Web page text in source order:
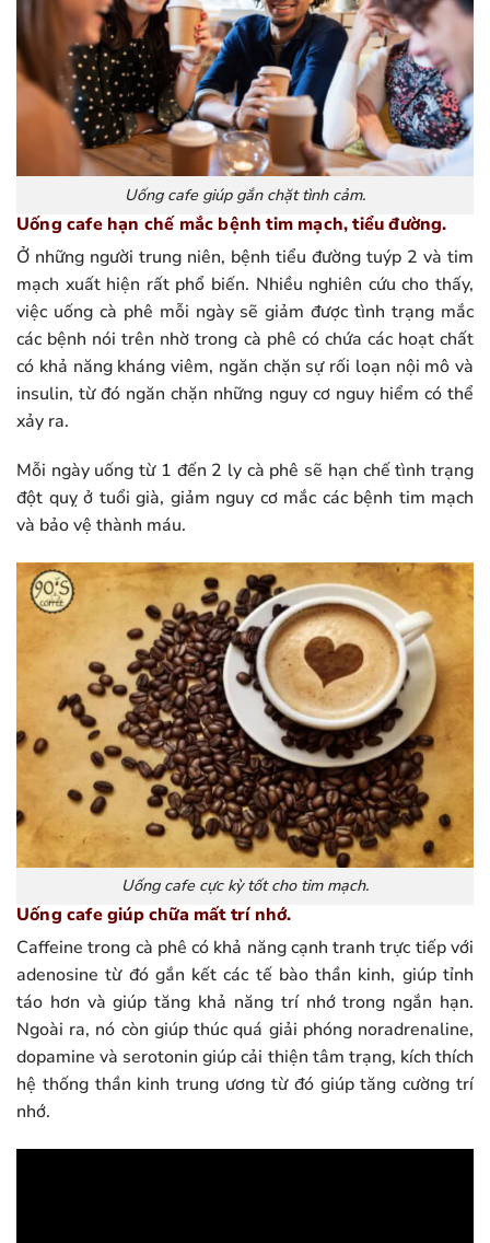
Uống cafe giúp gắn chặt tình cảm.
Uống cafe hạn chế mắc bệnh tim mạch, tiểu đường.
Ở những người trung niên, bệnh tiểu đường tuýp 2 và tim
mạch xuất hiện rất phổ biến. Nhiều nghiên cứu cho thấy,
việc uống cà phê mỗi ngày sẽ giảm được tình trạng mắc
các bệnh nói trên nhờ trong cà phê có chứa các hoạt chất
có khả năng kháng viêm, ngăn chặn sự rối loạn nội mô và
insulin, từ đó ngăn chặn những nguy cơ nguy hiểm có thể
xảy ra.
Mỗi ngày uống từ 1 đến 2 ly cà phê sẽ hạn chế tình trạng
đột quỵ ở tuổi già, giảm nguy cơ mắc các bệnh tim mạch
và bảo vệ thành máu.
Uống cafe cực kỳ tốt cho tim mạch.
Uống cafe giúp chữa mất trí nhớ.
Caffeine trong cà phê có khả năng cạnh tranh trực tiếp với
adenosine từ đó gắn kết các tế bào thần kinh, giúp tỉnh
táo hơn và giúp tăng khả năng trí nhớ trong ngắn hạn.
Ngoài ra, nó còn giúp thúc quá giải phóng noradrenaline,
dopamine và serotonin giúp cải thiện tâm trạng, kích thích
hệ thống thần kinh trung ương từ đó giúp tăng cường trí
nhớ.